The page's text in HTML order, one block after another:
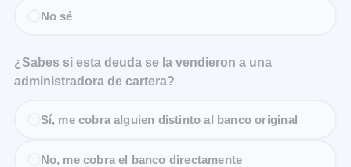
No sé
¿Sabes si esta deuda se la vendieron a una
administradora de cartera?
Sí, me cobra alguien distinto al banco original
No, me cobra el banco directamente